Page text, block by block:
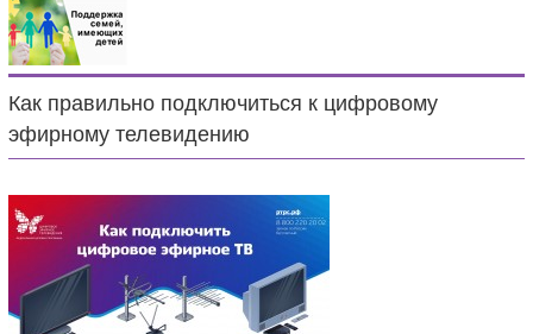
Как правильно подключиться к цифровому
эфирному телевидению